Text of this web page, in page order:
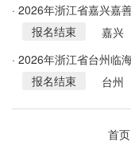
· 2026年浙江省嘉兴嘉
报名结束
嘉兴
· 2026年浙江省台州临
公告报名结束
台州
首页